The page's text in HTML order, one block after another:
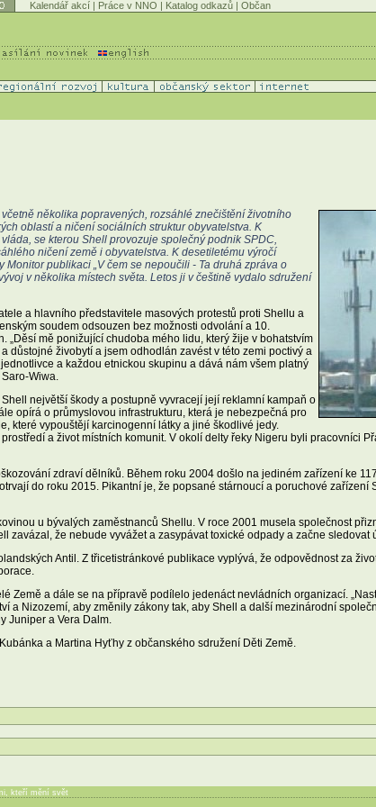
Kalendář akcí | Práce v NNO | Katalog odkazů | Občan
několika popravených, rozsáhlé znečištění životního
oblastí a ničení sociálních struktur obyvatelstva. K
se kterou Shell provozuje společný podnik SPDC,
ničení země i obyvatelstva. K desetiletému výročí
publikaci „V čem se nepoučili - Ta druhá zpráva o
v několika místech světa. Letos ji v češtině vydalo sdružení
a hlavního představitele masových protestů proti Shellu a
soudem odsouzen bez možnosti odvolání a 10.
„Děsí mě ponižující chudoba mého lidu, který žije v bohatstvím
živobytí a jsem odhodlán zavést v této zemi poctivý a
a každou etnickou skupinu a dává nám všem platný
Wiwa.
největší škody a postupně vyvracejí její reklamní kampaň o
opírá o průmyslovou infrastrukturu, která je nebezpečná pro
které vypouštějí karcinogenní látky a jiné škodlivé jedy.
a život místních komunit. V okolí delty řeky Nigeru byli pracovníci
zdraví dělníků. Během roku 2004 došlo na jediném zařízení ke
do roku 2015. Pikantní je, že popsané stárnoucí a poruchové zařízení
u bývalých zaměstnanců Shellu. V roce 2001 musela společnost
zavázal, že nebude vyvážet a zasypávat toxické odpady a začne sledovat
Antil. Z třicetistránkové publikace vyplývá, že odpovědnost za
Země a dále se na přípravě podílelo jedenáct nevládních organizací.
a Nizozemí, aby změnily zákony tak, aby Shell a další mezinárodní
Juniper a Vera Dalm.
a Martina Hyťhy z občanského sdružení Děti Země.
kteří mění svět